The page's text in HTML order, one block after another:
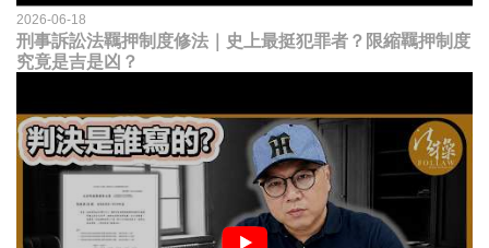
2026-06-18
刑事訴訟法羈押制度修法｜史上最挺犯罪者？限縮羈押制度
究竟是吉是凶？